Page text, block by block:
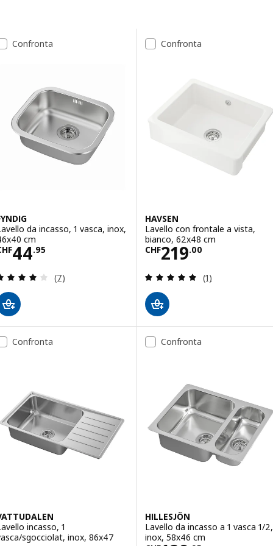
Elenco dei risultati
Confronta
da incasso, 1 vasca, inox,
cm
44.95 CHF 44.95
Recensione: 4.1 fuori da 5 stelle. Totale
(7)
Confronta
HAVSEN
Lavello con frontale a vista,
bianco, 62x48 cm
CHF219.00
Prezzo CHF
Recensione: 5
(1)
Confronta
incasso, 1
sgocciolat, inox, 86x47
Confronta
HILLESJÖN
Lavello da incasso a 1 vasca 1/2,
inox, 58x46 cm